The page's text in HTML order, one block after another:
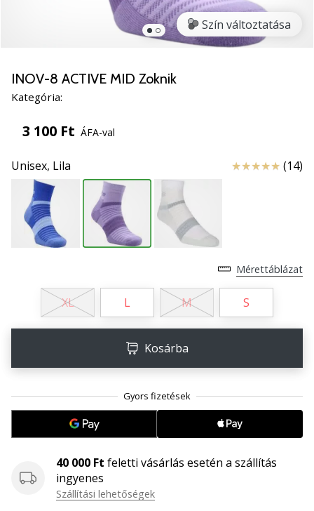
új
PUMA
Accelerate
SQD
kézilabda
cipőket!
Fedezd
fel
technikai
nézd
megéri…
2024.11.25.
3 perces olvasási idő
a
kézilabda
márkánk
nagykövete
Szín változtatása
INOV-8 ACTIVE MID Zoknik
Kategória:
3 100 Ft ÁFA-val
Unisex, Lila Értékelés (14)
Mérettáblázat
XL L M S
Kosárba
40 000 Ft feletti vásárlás esetén a szállítás
ingyenes
Szállítási lehetőségek